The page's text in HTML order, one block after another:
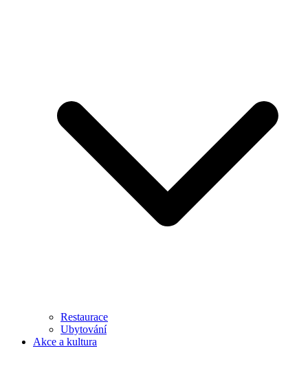
Restaurace
Ubytování
Akce a kultura